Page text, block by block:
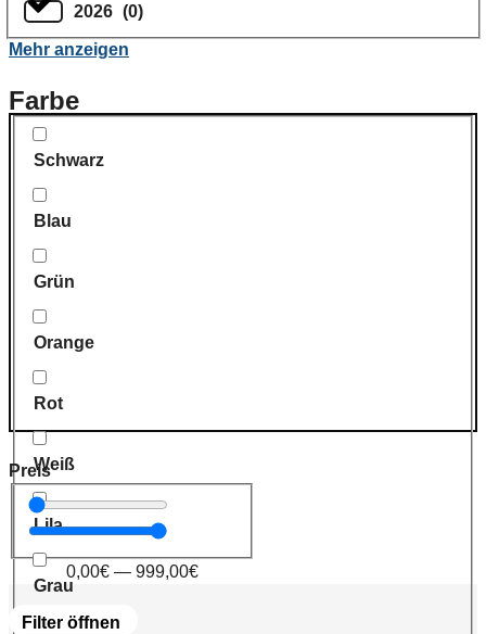
2026 (0)
Mehr anzeigen
Farbe
Schwarz
Blau
Grün
Orange
Rot
Weiß
Lila
Grau
Preis
0,00€— 999,00€
Filter öffnen